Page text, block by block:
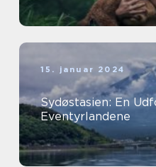
15. januar 2024
Sydøstasien: En
Eventyrlandene